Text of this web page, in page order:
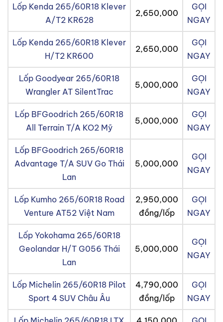
Lốp Kenda 265/60R18 Klever
A/T2 KR628
2,650,000
GỌI
NGAY
Lốp Kenda 265/60R18 Klever
H/T2 KR600
2,650,000
GỌI
NGAY
Lốp Goodyear 265/60R18
Wrangler AT SilentTrac
5,000,000
GỌI
NGAY
Lốp BFGoodrich 265/60R18
All Terrain T/A KO2 Mỹ
5,000,000
GỌI
NGAY
Lốp BFGoodrich 265/60R18
Advantage T/A SUV Go Thái
Lan
5,000,000
GỌI
NGAY
Lốp Kumho 265/60R18 Road
Venture AT52 Việt Nam
2,950,000
đồng/lốp
GỌI
NGAY
Lốp Yokohama 265/60R18
Geolandar H/T G056 Thái
Lan
5,000,000
GỌI
NGAY
Lốp Michelin 265/60R18 Pilot
Sport 4 SUV Châu Âu
4,790,000
đồng/lốp
GỌI
NGAY